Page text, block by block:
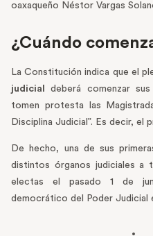
oaxaqueño Néstor Vargas
¿Cuándo
La Constitución indica que el
judicial
deberá comenzar
tomen protesta las
Disciplina Judicial”. Es decir, el
De hecho, una de sus
distintos órganos judiciales a
electas el pasado 1 de
democrático del Poder Judicial